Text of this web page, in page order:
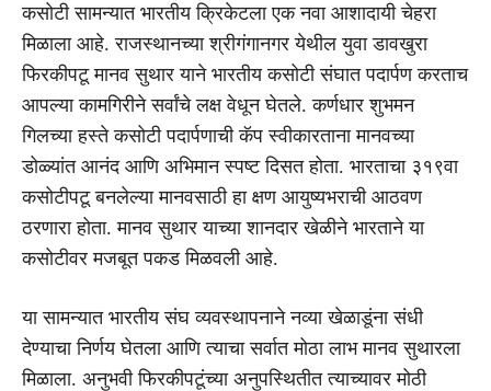
कसोटी सामन्यात भारतीय क्रिकेटला एक नवा आशादायी चेहरा
मिळाला आहे. राजस्थानच्या श्रीगंगानगर येथील युवा डावखुरा
फिरकीपटू मानव सुथार याने भारतीय कसोटी संघात पदार्पण करताच
आपल्या कामगिरीने सर्वांचे लक्ष वेधून घेतले. कर्णधार शुभमन
गिलच्या हस्ते कसोटी पदार्पणाची कॅप स्वीकारताना मानवच्या
डोळ्यांत आनंद आणि अभिमान स्पष्ट दिसत होता. भारताचा ३१९वा
कसोटीपटू बनलेल्या मानवसाठी हा क्षण आयुष्यभराची आठवण
ठरणारा होता. मानव सुथार याच्या शानदार खेळीने भारताने या
कसोटीवर मजबूत पकड मिळवली आहे.
या सामन्यात भारतीय संघ व्यवस्थापनाने नव्या खेळाडूंना संधी
देण्याचा निर्णय घेतला आणि त्याचा सर्वात मोठा लाभ मानव सुथारला
मिळाला. अनुभवी फिरकीपटूंच्या अनुपस्थितीत त्याच्यावर मोठी